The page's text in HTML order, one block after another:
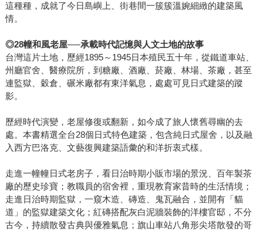
這種種，成就了今日島嶼上、街巷間一簇簇溫婉細緻的建築風
情。
◎28幢和風老屋──承載時代記憶與人文土地的故事
台灣這片土地，歷經1895～1945日本殖民五十年，從鐵道車站、
州廳官舍、醫療院所，到糖廠、酒廠、菸廠、林場、茶廠，甚至
連監獄、穀倉、碾米廠都有東洋氣息，處處可見日式建築的蹤
影。
歷經時代演變，老屋修復或翻新，如今成了旅人懷舊尋幽的去
處。本書精選全台28個日式特色建築，包含純日式屋舍，以及融
入西方巴洛克、文藝復興建築語彙的和洋折衷式樣。
走進一幢幢日式老房子，看日治時期小販市場的景況、百年製茶
廠的歷史珍寶；教職員的宿舍裡，重現教育家昔時的生活情境；
走進日治時期監獄，一窺木造、磚造、鬼瓦融合，並開有「貓
道」的監獄建築文化；紅磚搭配灰白泥牆裝飾的洋樓官邸，不分
古今，持續散發古典與優雅氣息；旗山車站八角形尖塔散發的哥